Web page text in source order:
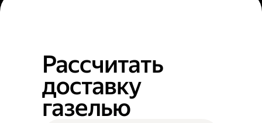
Рассчитать
доставку
газелью